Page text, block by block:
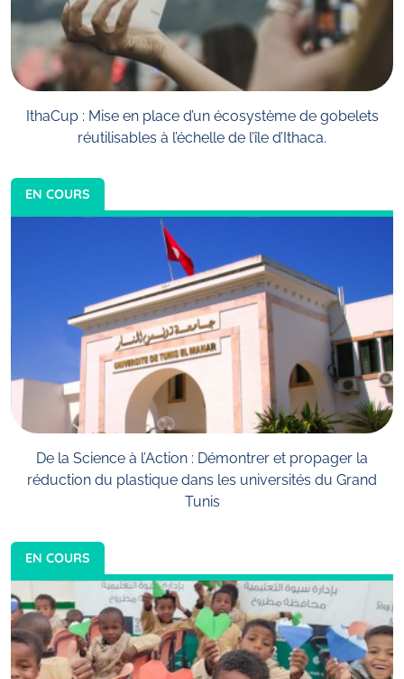
IthaCup : Mise en place d’un écosystème de gobelets
réutilisables à l’échelle de l’île d’Ithaca.
EN COURS
De la Science à l’Action : Démontrer et propager la
réduction du plastique dans les universités du Grand
Tunis
EN COURS